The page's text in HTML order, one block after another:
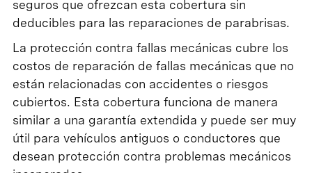
seguros que ofrezcan esta cobertura sin
deducibles para las reparaciones de parabrisas.
La protección contra fallas mecánicas cubre los
costos de reparación de fallas mecánicas que no
están relacionadas con accidentes o riesgos
cubiertos. Esta cobertura funciona de manera
similar a una garantía extendida y puede ser muy
útil para vehículos antiguos o conductores que
desean protección contra problemas mecánicos